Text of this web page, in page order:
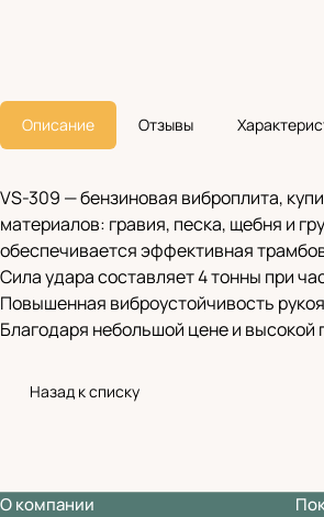
Описание Отзывы
VS-309 — бензиновая виброплита,
материалов: гравия, песка, щебня и
обеспечивается эффективная
Сила удара составляет 4 тонны при
Повышенная виброустойчивость
Благодаря небольшой цене и высокой
Назад к списку
О компании